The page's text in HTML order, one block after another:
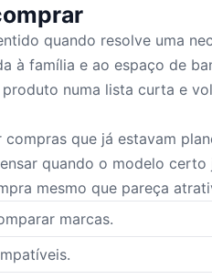
quando resolve uma
à família e ao espaço de
numa lista curta e
que já estavam
quando o modelo
mesmo que pareça
marcas.